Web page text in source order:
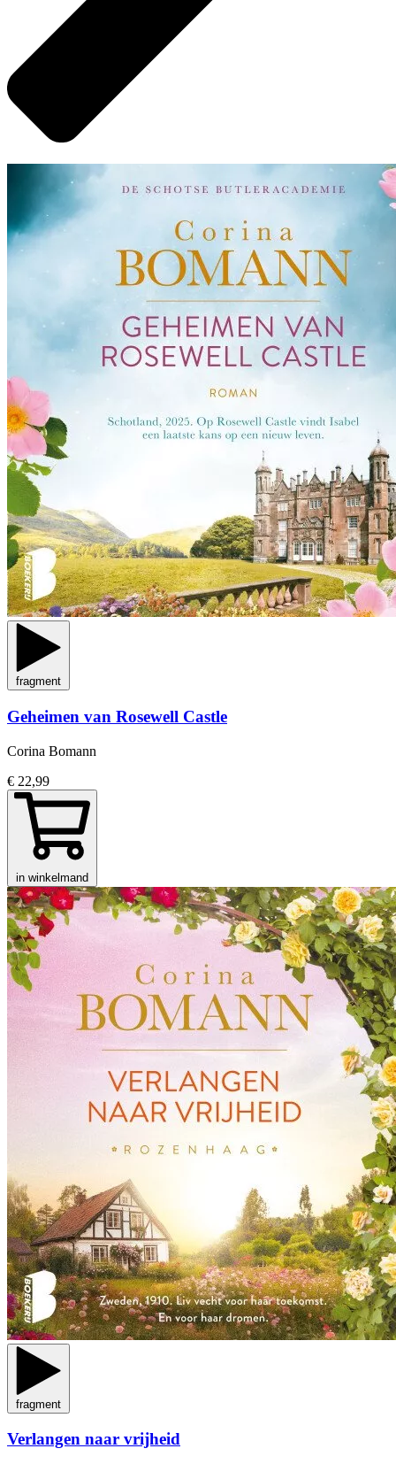
fragment
Geheimen van Rosewell Castle
Corina Bomann
€ 22,99
in winkelmand
fragment
Verlangen naar vrijheid